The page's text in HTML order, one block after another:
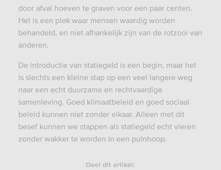
door afval hoeven te graven voor een paar centen.
Het is een plek waar mensen waardig worden
behandeld, en niet afhankelijk zijn van de rotzooi van
anderen.
De introductie van statiegeld is een begin, maar het
is slechts een kleine stap op een veel langere weg
naar een echt duurzame en rechtvaardige
samenleving. Goed klimaatbeleid en goed sociaal
beleid kunnen niet zonder elkaar. Alleen met dit
besef kunnen we stappen als statiegeld echt vieren
zonder wakker te worden in een puinhoop.
Deel dit artikel: